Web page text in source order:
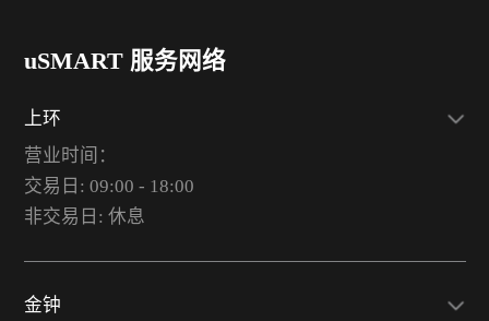
uSMART 服务网络
上环
营业时间：
交易日: 09:00 - 18:00
非交易日: 休息
金钟